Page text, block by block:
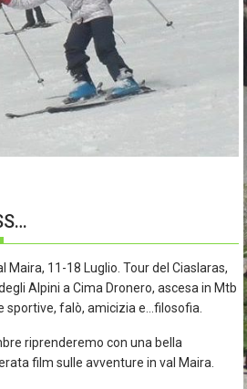
Maira, 11-18 Luglio. Tour del Ciaslaras,
Alpini a Cima Dronero, ascesa in Mtb
sportive, falò, amicizia e…filosofia.
riprenderemo con una bella
film sulle avventure in val Maira.